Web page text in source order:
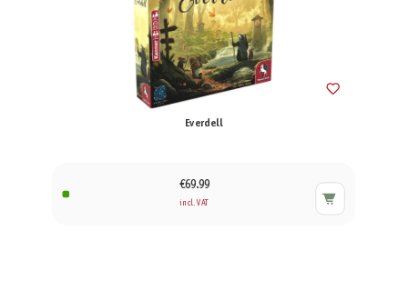
Everdell
€69.99
incl. VAT